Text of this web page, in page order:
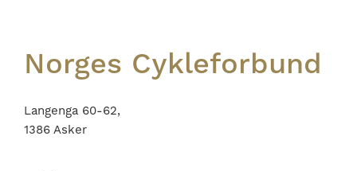
Norges Cykleforbund
Langenga 60-62,
1386 Asker